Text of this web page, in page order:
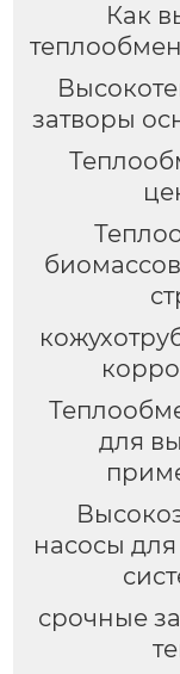
Как
затворы
для
насосы
срочные